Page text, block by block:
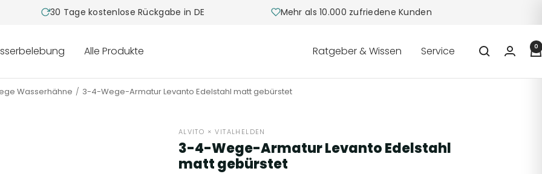
30 Tage kostenlose Rückgabe in DE Mehr als 10.000 zufriedene Kunden
Alle Produkte Ratgeber & Wissen Service 0
Wasserhähne 3-4-Wege-Armatur Levanto Edelstahl matt gebürstet
ALVITO × VITALHELDEN
3-4-Wege-Armatur Levanto Edelstahl
matt gebürstet